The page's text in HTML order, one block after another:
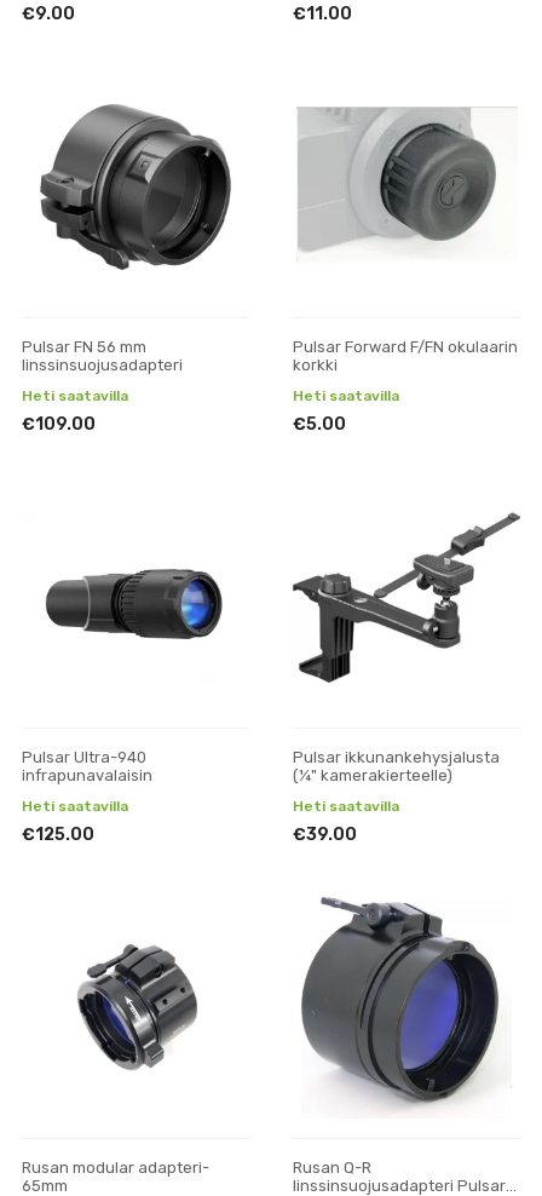
€9.00 €11.00
Pulsar FN 56 mm
linssinsuojusadapteri
Heti saatavilla
€109.00
Pulsar Forward F/FN okulaarin
korkki
Heti saatavilla
€5.00
Pulsar Ultra-940
infrapunavalaisin
Heti saatavilla
€125.00
Pulsar ikkunankehysjalusta
(¼" kamerakierteelle)
Heti saatavilla
€39.00
Rusan modular adapteri-
65mm
Rusan Q-R
linssinsuojusadapteri Pulsar